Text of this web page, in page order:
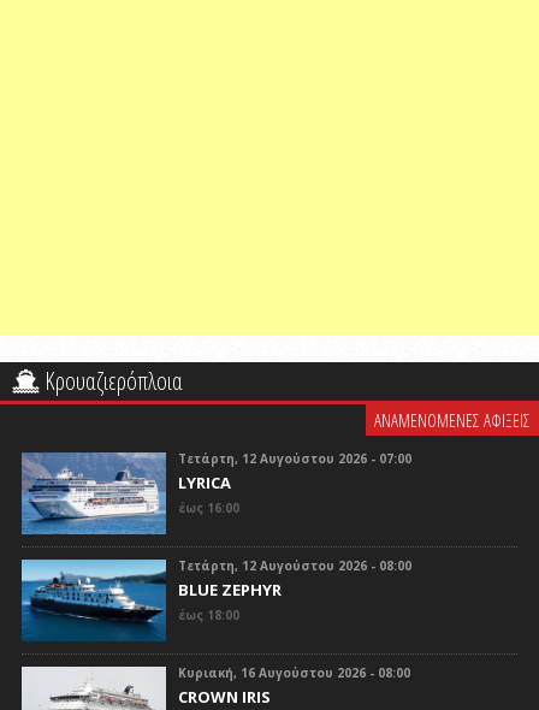
Κρουαζιερόπλοια
ΑΝΑΜΕΝΟΜΕΝΕΣ ΑΦΙΞΕΙΣ
Τετάρτη, 12 Αυγούστου 2026 - 07:00
LYRICA
έως 16:00
Τετάρτη, 12 Αυγούστου 2026 - 08:00
BLUE ZEPHYR
έως 18:00
Κυριακή, 16 Αυγούστου 2026 - 08:00
CROWN IRIS